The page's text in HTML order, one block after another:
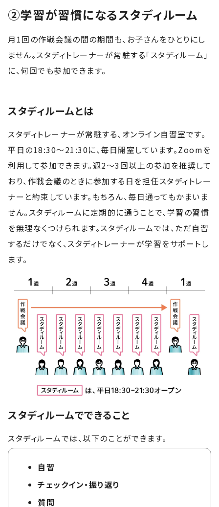
②学習が習慣になるスタディルーム
月1回の作戦会議の間の期間も、お子さんをひとりにし
ません。スタディトレーナーが常駐する「スタディルーム」
に、何回でも参加できます。
スタディルームとは
スタディトレーナーが常駐する、オンライン自習室です。
平日の18:30～21:30に、毎日開室しています。Zoomを
利用して参加できます。週2～3回以上の参加を推奨して
おり、作戦会議のときに参加する日を担任スタディトレー
ナーと約束しています。もちろん、毎日通ってもかまいま
せん。スタディルームに定期的に通うことで、学習の習慣
を無理なくつけられます。スタディルームでは、ただ自習
するだけでなく、スタディトレーナーが学習をサポートし
ます。
スタディルームでできること
スタディルームでは、以下のことができます。
自習
チェックイン・振り返り
質問